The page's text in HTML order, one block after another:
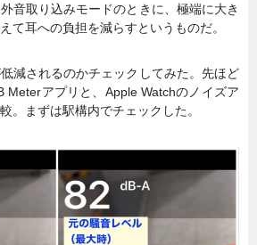
連載一覧
音取り込みモードのときに、極端に大き
て耳への負担を減らすというものだ。
減されるのかチェックしてみた。先ほど
Meterアプリと、Apple Watchのノイズア
。まずは駅構内でチェックした。